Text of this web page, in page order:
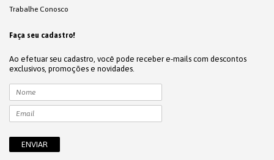
Trabalhe Conosco
Faça seu cadastro!
Ao efetuar seu cadastro, você pode receber e-mails com descontos
exclusivos, promoções e novidades.